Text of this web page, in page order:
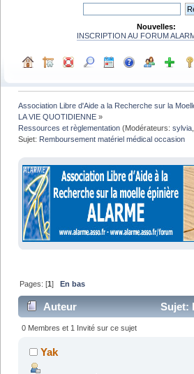
Nouvelles:
INSCRIPTION AU FORUM
Association Libre d'Aide a la Recherche sur la
LA VIE QUOTIDIENNE »
Ressources et règlementation (Modérateurs:sylvia
Sujet: Remboursement matériel médical occasion
Pages: [1] En bas
Auteur
Sujet:
matériel médical occasion (Lu
0 Membres et 1 Invité sur ce sujet
Yak